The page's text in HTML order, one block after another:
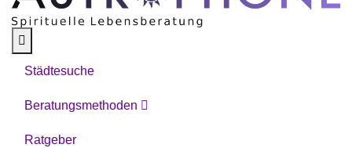
Städtesuche
Beratungsmethoden
Ratgeber